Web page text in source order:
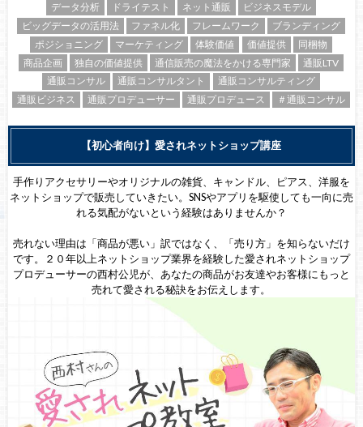
データ分析
ドライテスト ネット通販
ビジネスモデル
ビッグデータの活用法
ファネル化 フレームワーク
ブランディング
ポジショニング
マーケティング 体験価値 価値提供
同梱物
商品企画
独自の価値提供 通信販売の魔法をかける専門家
通販LTV
通販コンサル
通販コンサルタント
通販コンサルティング
通販ビジネス
通販プロデューサー 通販プロデュース ＃通販コンサル
【初心者向け】愛されネットショップ講座
手作りアクセサリーやオリジナルの雑貨、キャンドル、ピアス、洋服を
ネットショップで販売していきたい。SNSやアプリを駆使しても一向に売
れる気配がないという経験はありませんか？
売れない理由は「商品が悪い」訳ではなく、「売り方」を知らないだけ
です。２０年以上ネットショップ業界を経験した愛されネットショップ
プロデューサーの西村公児が、あなたの商品がお友達やお客様にもっと
売れて愛される秘訣をお伝えします。